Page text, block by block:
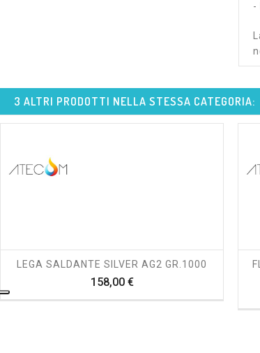
-
3 ALTRI PRODOTTI NELLA STESSA CATEGORIA:
LEGA SALDANTE SILVER AG2 GR.1000
158,00 €Prezzo